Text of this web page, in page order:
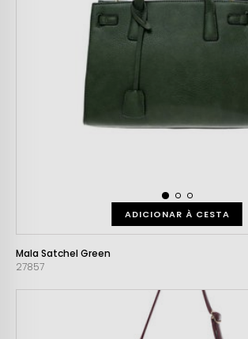
ADICIONAR À CESTA
Mala Satchel Green
27857